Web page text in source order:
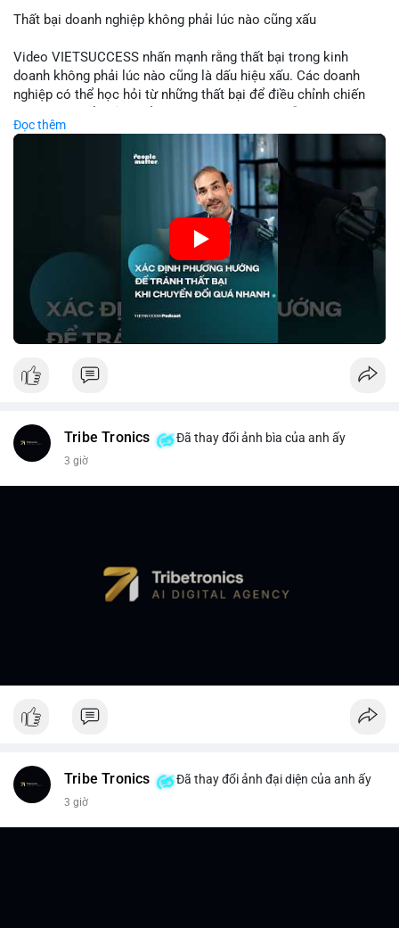
Thất bại doanh nghiệp không phải lúc nào cũng xấu
Video VIETSUCCESS nhấn mạnh rằng thất bại trong kinh
doanh không phải lúc nào cũng là dấu hiệu xấu. Các doanh
nghiệp có thể học hỏi từ những thất bại để điều chỉnh chiến
trình. Trong lĩnh vực tài chính và crypto, hiểu rõ nguyên nhân
thất bại giúp quản lý rủi ro hiệu quả và tránh lặp lại sai lầm.
Điều này đặc biệt quan trọng khi áp dụng vào các mô hình kinh
doanh mới hoặc đầu tư vào dự án blockchain.
🎥 Xem video trực tiếp tại:
Nguồn: VIETSUCCESS
Đọc thêm
Tribe Tronics Đã thay đổi ảnh bìa của anh ấy
3 giờ
Tribe Tronics Đã thay đổi ảnh đại diện của anh ấy
3 giờ